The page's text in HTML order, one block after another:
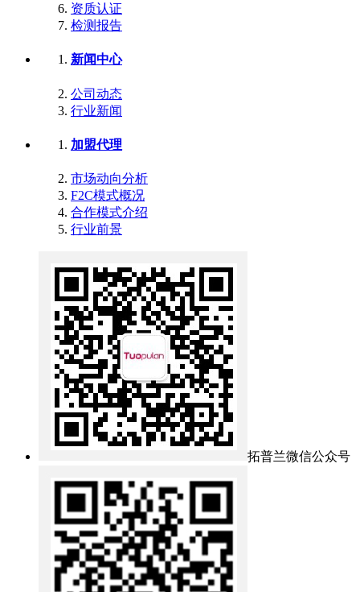
资质认证
检测报告
新闻中心
公司动态
行业新闻
加盟代理
市场动向分析
F2C模式概况
合作模式介绍
行业前景
拓普兰微信公众号